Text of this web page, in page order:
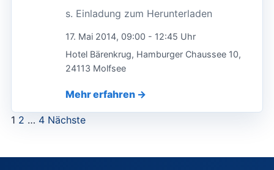
s. Einladung zum Herunterladen
17. Mai 2014, 09:00 - 12:45 Uhr
Hotel Bärenkrug, Hamburger Chaussee 10,
24113 Molfsee
Mehr erfahren
Seitennummerierung
1 2 … 4 Nächste